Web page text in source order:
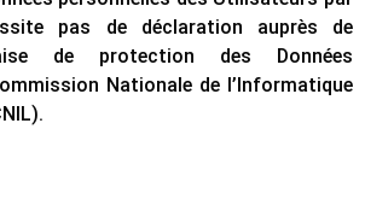
pas de déclaration auprès de
de protection des Données
Nationale de l’Informatique